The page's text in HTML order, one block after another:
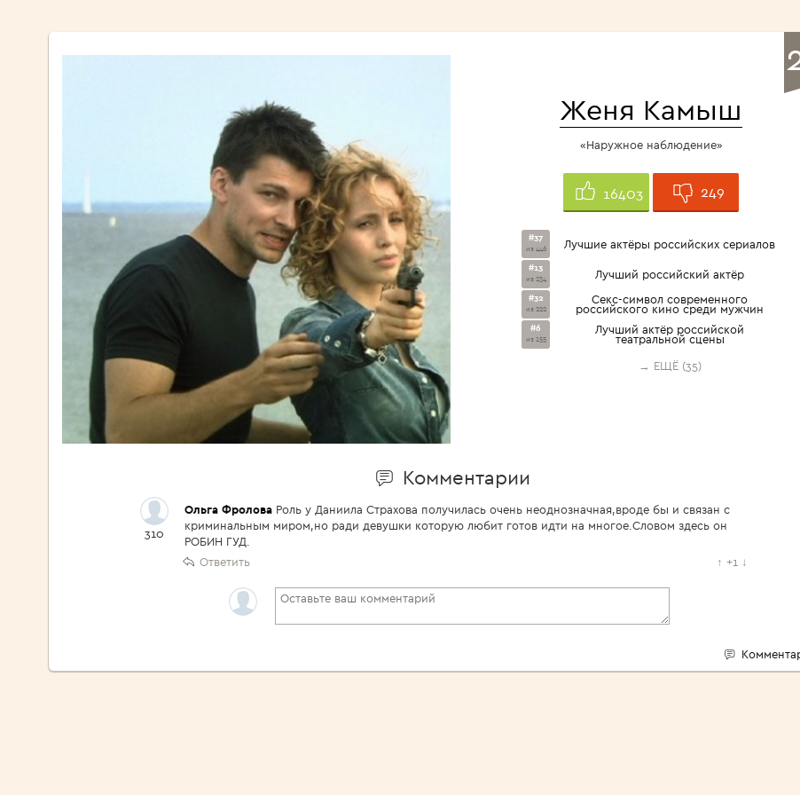
Женя Камыш
«Наружное наблюдение»
16403 249
#37
из 446 Лучшие актёры российских сериалов
#13
из 234 Лучший российский актёр
#32
из 222
Секс-символ современного
российского кино среди мужчин
#6
из 155
Лучший актёр российской
театральной сцены
→ ЕЩЁ (35)
Комментарии
310
Ольга Фролова Роль у Даниила Страхова получилась очень неоднозначная,вроде бы и связан с
криминальным миром,но ради девушки которую любит готов идти на многое.Словом здесь он
РОБИН ГУД.
Ответить
↑ +1 ↓